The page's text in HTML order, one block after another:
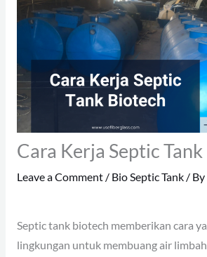
Cara Kerja Septic
Leave a Comment / Bio Septic Tank/ By
Septic tank biotech memberikan cara
lingkungan untuk membuang air